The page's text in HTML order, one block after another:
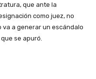
que ante la
como juez, no
va a generar un escándalo
se apuró.